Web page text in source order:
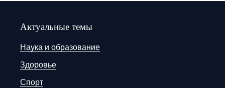
Актуальные темы
Наука и образование
Здоровье
Спорт